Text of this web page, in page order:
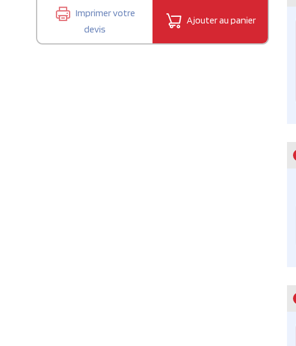
Imprimer votre
devis
Ajouter au panier